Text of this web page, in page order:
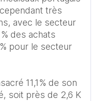
très
avec le secteur
des achats
pour le secteur
11,1% de son
soit près de 2,6 K